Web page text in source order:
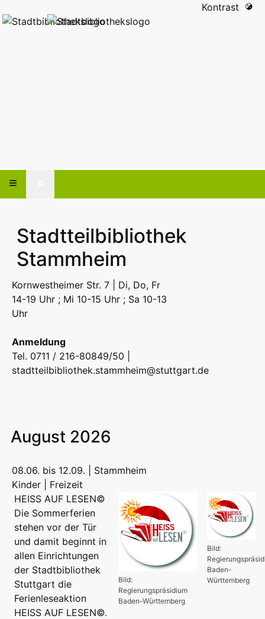
Kontrast
Stadtteilbibliothek
Stammheim
Kornwestheimer Str. 7 | Di, Do, Fr
14-19 Uhr ; Mi 10-15 Uhr ; Sa 10-13
Uhr
Anmeldung
Tel. 0711 / 216-80849/50 |
stadtteilbibliothek.stammheim@stuttgart.de
August 2026
08.06. bis 12.09. | Stammheim
Kinder | Freizeit
Bild:
Baden-
Württemberg
Bild:
Regierungspräsidium
Baden-Württemberg
HEISS AUF LESEN©
Die Sommerferien
stehen vor der Tür
und damit beginnt in
allen Einrichtungen
der Stadtbibliothek
Stuttgart die
Ferienleseaktion
HEISS AUF LESEN©.